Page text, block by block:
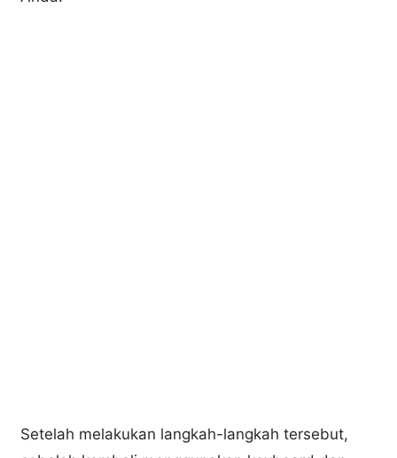
Setelah melakukan langkah-langkah tersebut,